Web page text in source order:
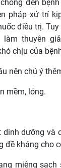
đến
pháp xử trí
điều trị.
thuyên
chịu của
nên chú ý
mềm, lỏng.
dưỡng và
đề kháng cho
miệng sạch